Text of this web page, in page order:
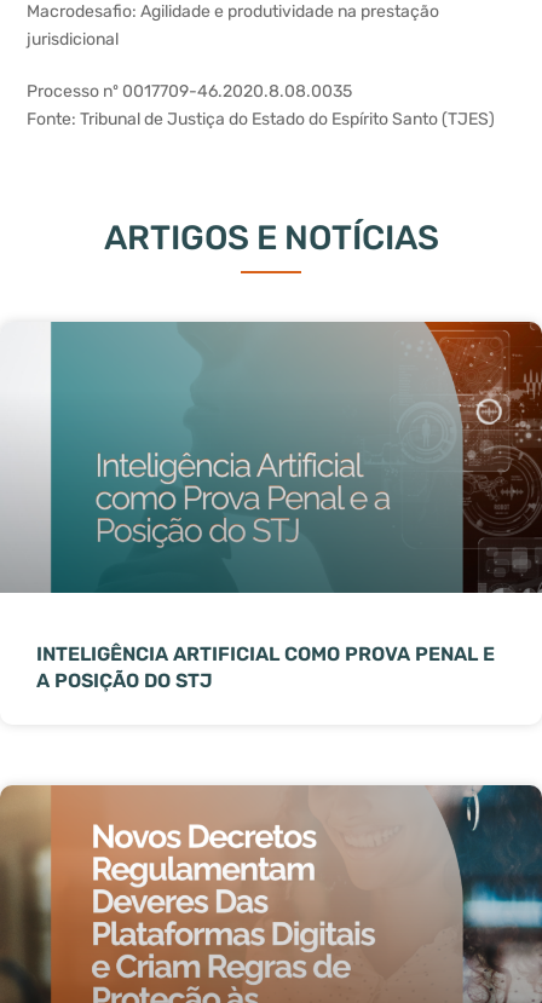
Macrodesafio: Agilidade e produtividade na prestação
jurisdicional
Processo nº 0017709-46.2020.8.08.0035
Fonte: Tribunal de Justiça do Estado do Espírito Santo (TJES)
ARTIGOS E NOTÍCIAS
INTELIGÊNCIA ARTIFICIAL COMO PROVA PENAL E
A POSIÇÃO DO STJ